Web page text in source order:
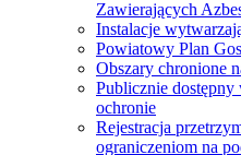
Zawierających
Instalacje
Powiatowy Plan
Obszary chronione
Publicznie
ochronie
Rejestracja
ograniczeniom na